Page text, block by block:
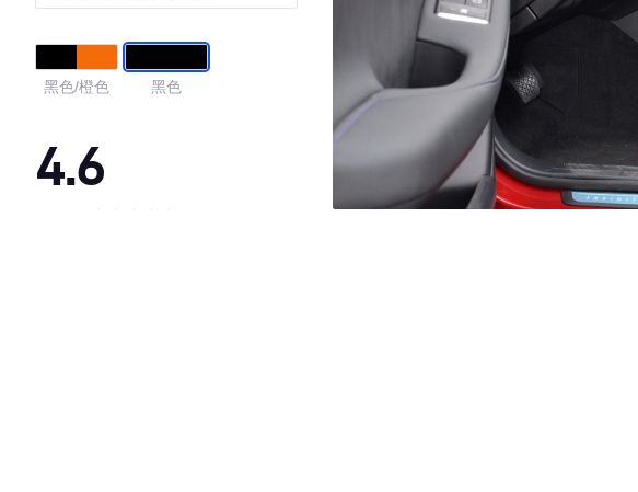
黑色/橙色 黑色
4.6